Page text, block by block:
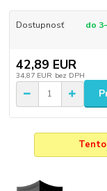
Dostupnosť do
42,89 EUR
34,87 EUR bez DPH
Tento